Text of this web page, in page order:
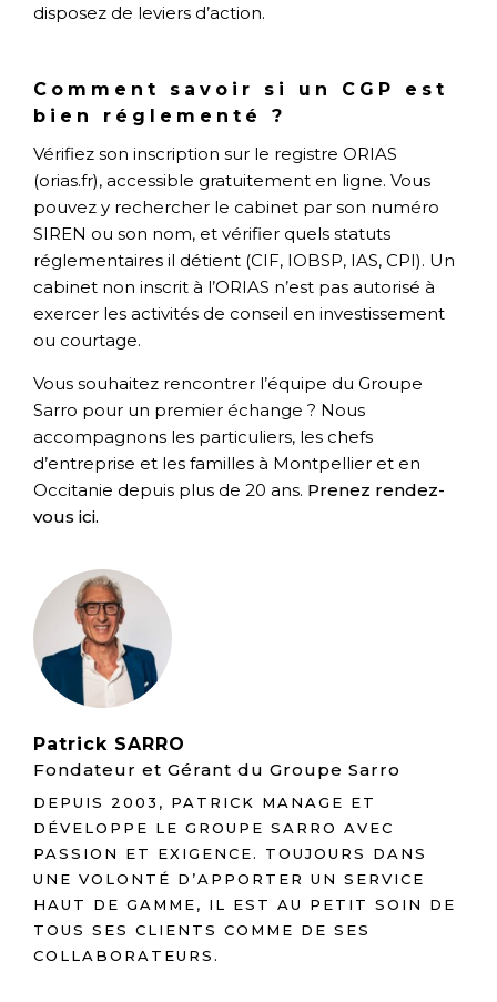
disposez de leviers d’action.
Comment savoir si un CGP est
bien réglementé ?
Vérifiez son inscription sur le registre ORIAS
(orias.fr), accessible gratuitement en ligne. Vous
pouvez y rechercher le cabinet par son numéro
SIREN ou son nom, et vérifier quels statuts
réglementaires il détient (CIF, IOBSP, IAS, CPI). Un
cabinet non inscrit à l’ORIAS n’est pas autorisé à
exercer les activités de conseil en investissement
ou courtage.
Vous souhaitez rencontrer l’équipe du Groupe
Sarro pour un premier échange ? Nous
accompagnons les particuliers, les chefs
d’entreprise et les familles à Montpellier et en
Occitanie depuis plus de 20 ans. Prenez rendez-
vous ici.
Patrick SARRO
Fondateur et Gérant du Groupe Sarro
DEPUIS 2003, PATRICK MANAGE ET
DÉVELOPPE LE GROUPE SARRO AVEC
PASSION ET EXIGENCE. TOUJOURS DANS
UNE VOLONTÉ D’APPORTER UN SERVICE
HAUT DE GAMME, IL EST AU PETIT SOIN DE
TOUS SES CLIENTS COMME DE SES
COLLABORATEURS.